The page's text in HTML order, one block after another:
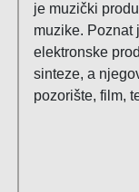
je muzički
muzike. Poznat
elektronske
sinteze, a
pozorište, film,